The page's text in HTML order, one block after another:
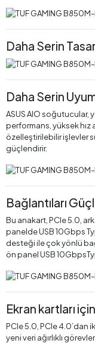
Daha Serin
Daha Serin
ASUS AIO soğutucular,
performans, yüksek hız
özelleştirilebilir işlevler
güçlendirir.
Bağlantıları
Bu anakart, PCIe 5.0,
panelde USB 10Gbps
desteği ile çok yönlü
ön panel USB
Ekran kartları
PCIe 5.0, PCIe 4.0’dan
yeni veri ağırlıklı